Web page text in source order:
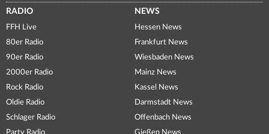
RADIO
FFH Live
80er Radio
90er Radio
2000er Radio
Rock Radio
Oldie Radio
Schlager Radio
Party Radio
NEWS
Hessen News
Frankfurt News
Wiesbaden News
Mainz News
Kassel News
Darmstadt News
Offenbach News
Gießen News